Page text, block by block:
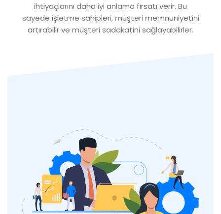
ihtiyaçlarını daha iyi anlama fırsatı verir. Bu
sayede işletme sahipleri, müşteri memnuniyetini
artırabilir ve müşteri sadakatini sağlayabilirler.